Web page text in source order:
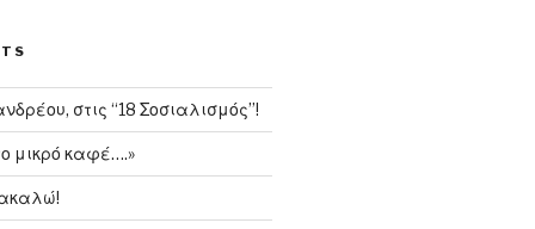
στις “18 Σοσιαλισμός”!
μικρό καφέ….»